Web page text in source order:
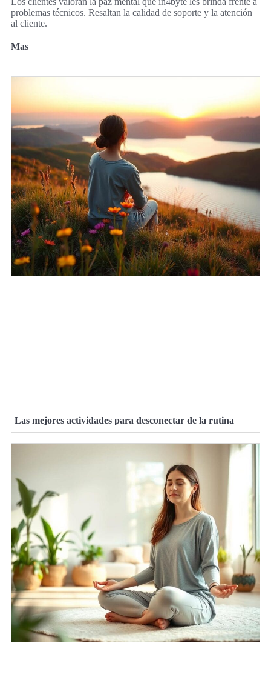
problemas técnicos. Resaltan la calidad de soporte y la atención
al cliente.
Mas
Las mejores actividades para desconectar de la rutina